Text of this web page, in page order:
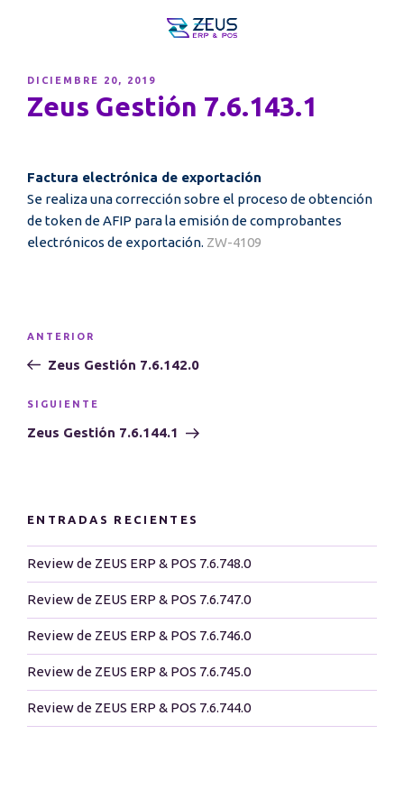
PUBLICADO
EL
DICIEMBRE 20, 2019
Zeus Gestión 7.6.143.1
Factura electrónica de exportación
Se realiza una corrección sobre el proceso de obtención
de token de AFIP para la emisión de comprobantes
electrónicos de exportación. ZW-4109
entradas
Entrada
anterior:
ANTERIOR
Zeus Gestión 7.6.142.0
Siguiente
entrada
SIGUIENTE
Zeus Gestión 7.6.144.1
ENTRADAS RECIENTES
Review de ZEUS ERP & POS 7.6.748.0
Review de ZEUS ERP & POS 7.6.747.0
Review de ZEUS ERP & POS 7.6.746.0
Review de ZEUS ERP & POS 7.6.745.0
Review de ZEUS ERP & POS 7.6.744.0